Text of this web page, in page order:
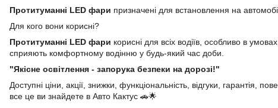
Протитуманні LED фари призначені для встановлення на
Для кого вони корисні?
Протитуманні LED фари корисні для всіх водіїв, особливо в
сприяють комфортному водінню у будь-який час доби.
"Якісне освітлення - запорука безпеки на дорозі!"
Доступні ціни, акції, знижки, функціональність, відгуки, гарантія,
все це ви знайдете в Авто Кактус 🚗🌟